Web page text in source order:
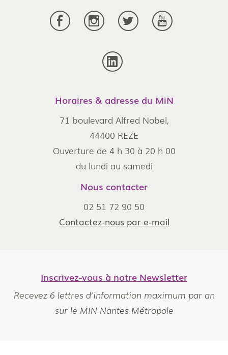
Horaires & adresse du MiN
71 boulevard Alfred Nobel,
44400 REZE
Ouverture de 4 h 30 à 20 h 00
du lundi au samedi
Nous contacter
02 51 72 90 50
Contactez-nous par e-mail
Inscrivez-vous à notre Newsletter
Recevez 6 lettres d’information maximum par an
sur le MIN Nantes Métropole